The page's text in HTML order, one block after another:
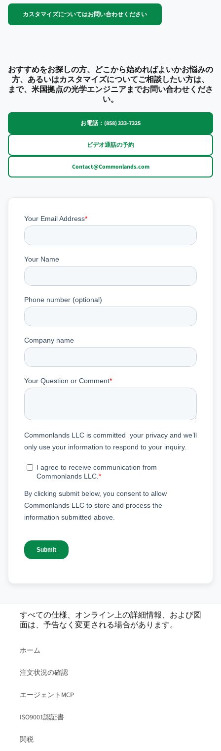
カスタマイズについてはお問い合わせください
おすすめをお探しの方、どこから始めればよいかお悩みの
方、あるいはカスタマイズについてご相談したい方は、
まで、米国拠点の光学エンジニアまでお問い合わせくださ
い。
お電話：(858) 333-7325
ビデオ通話の予約
Contact@Commonlands.com
すべての仕様、オンライン上の詳細情報、および図
面は、予告なく変更される場合があります。
ホーム
注文状況の確認
エージェントMCP
ISO9001認証書
関税